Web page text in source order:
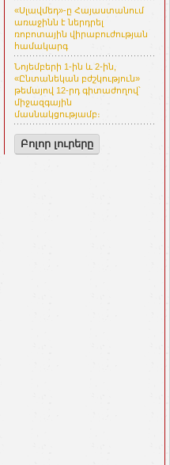
«Սլավմեդ»-ը Հայաստանում
առաջինն է ներդրել
ռոբոտային վիրաբուժության
համակարգ
Նոյեմբերի 1-ին և 2-ին,
«Ընտանեկան բժշկություն»
թեմայով 12-րդ գիտաժողով՝
միջազգային
մասնակցությամբ։
Բոլոր լուրերը